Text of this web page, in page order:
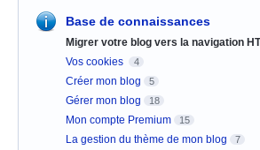
Base de connaissances
Migrer votre blog vers la navigation
Vos cookies 4
Créer mon blog 5
Gérer mon blog 18
Mon compte Premium 15
La gestion du thème de mon blog 7